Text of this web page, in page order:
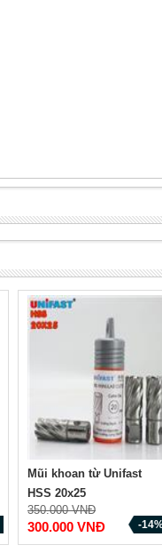
Mũi khoan từ Unifast
HSS 20x25
350.000 VNĐ
300.000 VNĐ -